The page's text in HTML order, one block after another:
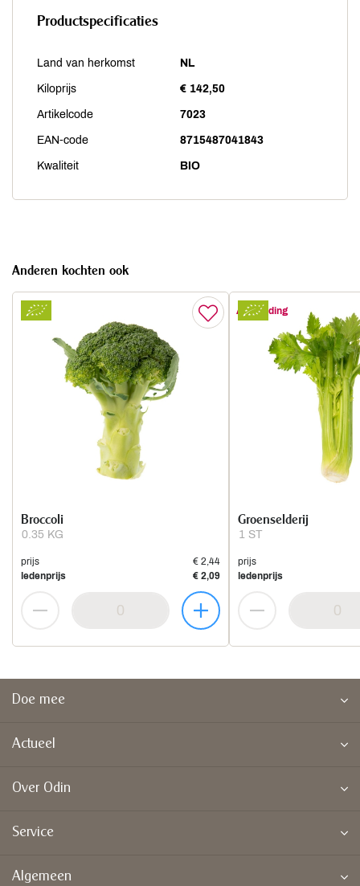
Productspecificaties
Land van herkomst NL
Kiloprijs € 142,50
Artikelcode 7023
EAN-code 8715487041843
Kwaliteit BIO
Anderen kochten ook
0.35 KG
Broccoli
prijs
€ 2,44
ledenprijs
€ 2,09
Aanbieding
1 ST
Groenselderij
prijs
ledenprijs
Doe mee
Actueel
Over Odin
Service
Algemeen